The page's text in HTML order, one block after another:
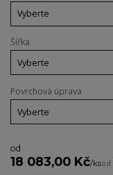
Šířka
Povrchová úprava
od
18 083,00 Kč/ksod